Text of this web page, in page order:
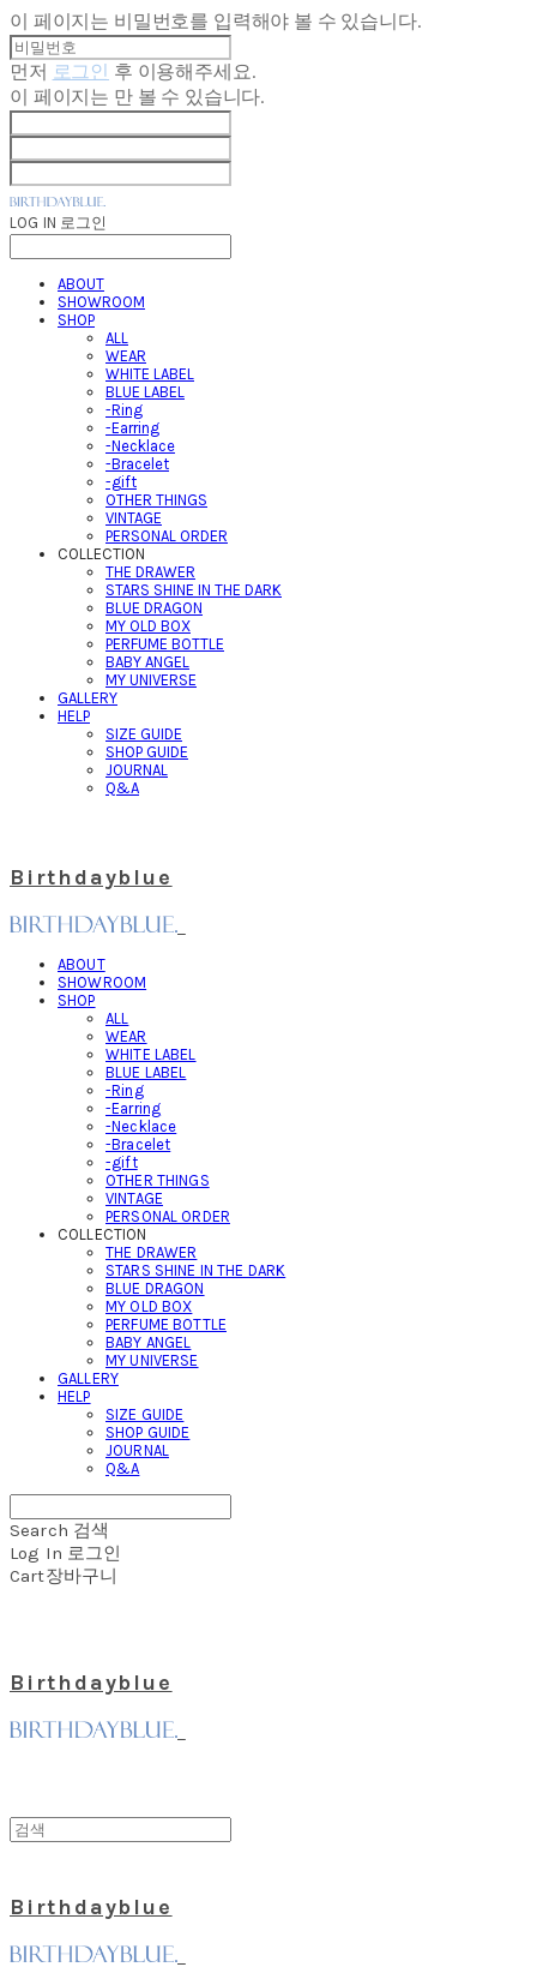
이 페이지는 비밀번호를 입력해야 볼 수 있습니다.
먼저 로그인 후 이용해주세요.
이 페이지는 만 볼 수 있습니다.
LOG IN 로그인
ABOUT
SHOWROOM
SHOP
ALL
WEAR
WHITE LABEL
BLUE LABEL
-Ring
-Earring
-Necklace
-Bracelet
-gift
OTHER THINGS
VINTAGE
PERSONAL ORDER
COLLECTION
THE DRAWER
STARS SHINE IN THE DARK
BLUE DRAGON
MY OLD BOX
PERFUME BOTTLE
BABY ANGEL
MY UNIVERSE
GALLERY
HELP
SIZE GUIDE
SHOP GUIDE
JOURNAL
Q&A
Birthdayblue
ABOUT
SHOWROOM
SHOP
ALL
WEAR
WHITE LABEL
BLUE LABEL
-Ring
-Earring
-Necklace
-Bracelet
-gift
OTHER THINGS
VINTAGE
PERSONAL ORDER
COLLECTION
THE DRAWER
STARS SHINE IN THE DARK
BLUE DRAGON
MY OLD BOX
PERFUME BOTTLE
BABY ANGEL
MY UNIVERSE
GALLERY
HELP
SIZE GUIDE
SHOP GUIDE
JOURNAL
Q&A
Search 검색
Log In 로그인
Cart장바구니
Birthdayblue
Birthdayblue